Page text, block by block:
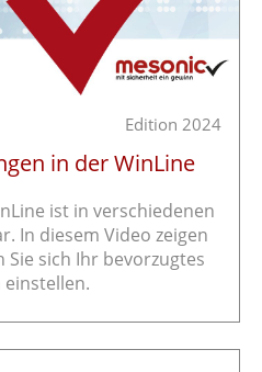
Edition 2024
in der WinLine
ist in verschiedenen
In diesem Video zeigen
Sie sich Ihr bevorzugtes
einstellen.